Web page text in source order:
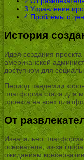
3 Управление
4Проблемы с
История
Идея создания
американской
доступном для
Период пандемии
платформа стала для
проекта на всех
От
Изначально
основателя, из-за
ожиданиям